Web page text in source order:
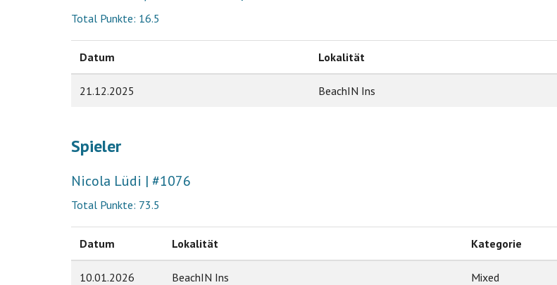
Total Punkte: 16.5
Datum Lokalität
21.12.2025 BeachIN Ins
Spieler
Nicola Lüdi | #1076
Total Punkte: 73.5
Datum Lokalität Kategorie
10.01.2026 BeachIN Ins Mixed